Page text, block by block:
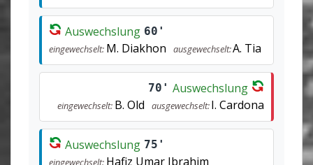
Auswechslung 60'
eingewechselt: M. Diakhon ausgewechselt:A. Tia
70' Auswechslung
eingewechselt: B. Old ausgewechselt:I. Cardona
Auswechslung 75'
eingewechselt: Hafiz Umar Ibrahim